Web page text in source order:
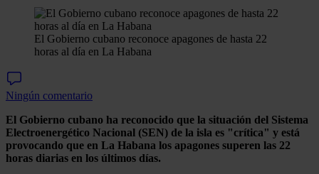
El Gobierno cubano reconoce apagones de hasta 22
horas al día en La Habana
Ningún comentario
El Gobierno cubano ha reconocido que la situación del Sistema
Electroenergético Nacional (SEN) de la isla es "crítica" y está
provocando que en La Habana los apagones superen las 22
horas diarias en los últimos días.